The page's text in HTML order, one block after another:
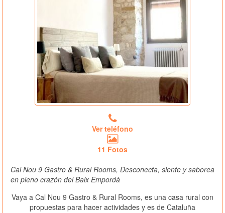
Ver teléfono
11 Fotos
Cal Nou 9 Gastro & Rural Rooms, Desconecta, siente y saborea
en pleno crazón del Baix Empordà
Vaya a Cal Nou 9 Gastro & Rural Rooms, es una casa rural con
propuestas para hacer actividades y es de Cataluña